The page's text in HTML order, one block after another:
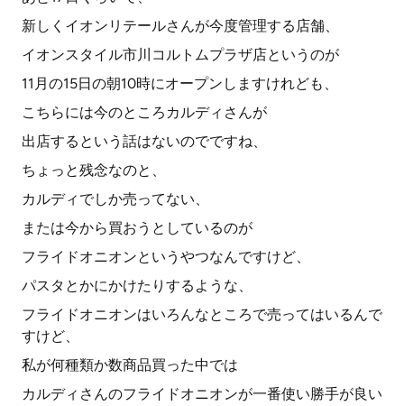
新しくイオンリテールさんが今度管理する店舗、
イオンスタイル市川コルトムプラザ店というのが
11月の15日の朝10時にオープンしますけれども、
こちらには今のところカルディさんが
出店するという話はないのでですね、
ちょっと残念なのと、
カルディでしか売ってない、
または今から買おうとしているのが
フライドオニオンというやつなんですけど、
パスタとかにかけたりするような、
フライドオニオンはいろんなところで売ってはいるんで
すけど、
私が何種類か数商品買った中では
カルディさんのフライドオニオンが一番使い勝手が良い